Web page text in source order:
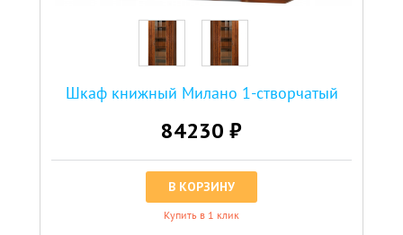
Шкаф книжный Милано 1-створчатый
84230 ₽
В КОРЗИНУ
Купить в 1 клик